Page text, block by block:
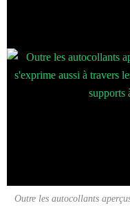
Outre les autocollants